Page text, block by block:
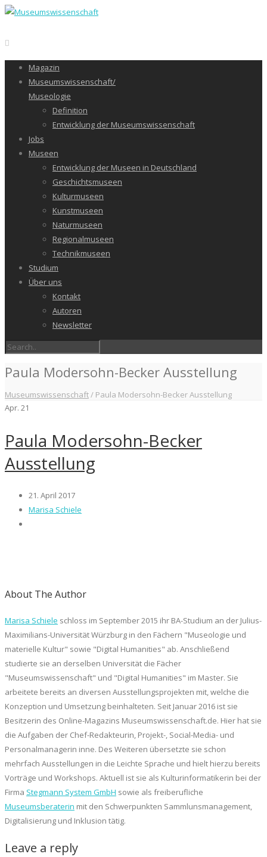
Magazin
Museumswissenschaft/
Museologie
Definition
Entwicklung der Museumswissenschaft
Jobs
Museen
Entwicklung der Museen in Deutschland
Geschichtsmuseen
Kulturmuseen
Kunstmuseen
Naturmuseen
Regionalmuseen
Technikmuseen
Studium
Über uns
Kontakt
Autoren
Newsletter
Paula Modersohn-Becker Ausstellung
Museumswissenschaft/ Paula Modersohn-Becker Ausstellung
Apr. 21
Paula Modersohn-Becker
Ausstellung
21. April 2017
Marisa Schiele
About The Author
Marisa Schiele schloss im September 2015 ihr BA-Studium an der Julius-
Maximilians-Universität Würzburg in den Fächern "Museologie und
materielle Kultur" sowie "Digital Humanities" ab. Anschließend
studierte sie an derselben Universität die Fächer
"Museumswissenschaft" und "Digital Humanities" im Master. Sie
arbeitete bereits an diversen Ausstellungsprojekten mit, welche die
Konzeption und Umsetzung beinhalteten. Seit Januar 2016 ist sie
Besitzerin des Online-Magazins Museumswissenschaft.de. Hier hat sie
die Aufgaben der Chef-Redakteurin, Projekt-, Social-Media- und
Personalmanagerin inne. Des Weiteren übersetzte sie schon
mehrfach Ausstellungen in die Leichte Sprache und hielt hierzu bereits
Vorträge und Workshops. Aktuell ist sie als Kulturinformatikerin bei der
Firma Stegmann System GmbH sowie als freiberufliche
Museumsberaterin mit den Schwerpunkten Sammlunsmanagement,
Digitalisierung und Inklusion tätig.
Leave a reply